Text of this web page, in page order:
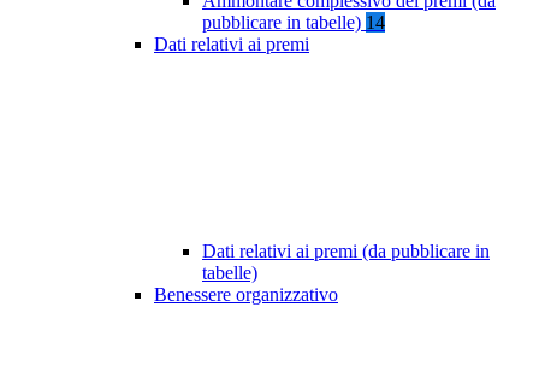
pubblicare in tabelle) 14
Dati relativi ai premi
Dati relativi ai premi (da pubblicare in
tabelle)
Benessere organizzativo